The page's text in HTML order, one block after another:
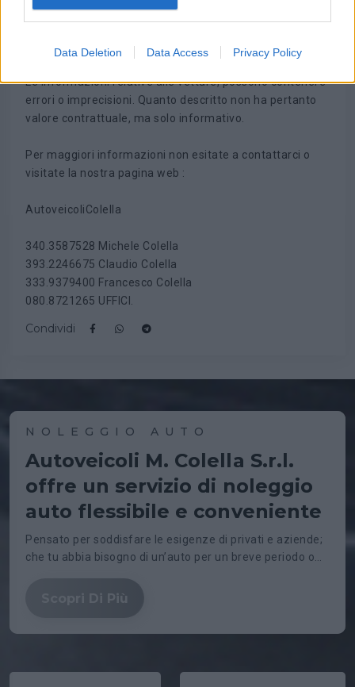
Data Deletion Data Access Privacy Policy
NO SPIACEVOLI SORPRESE.
Possibilità di finanziamenti con tassi super vantaggiosi.
Le informazioni relative alle vetture, possono contenere
errori o imprecisioni. Quanto descritto non ha pertanto
valore contrattuale, ma solo informativo.
Per maggiori informazioni non esitate a contattarci o
visitate la nostra pagina web :
AutoveicoliColella
340.3587528 Michele Colella
393.2246675 Claudio Colella
333.9379400 Francesco Colella
080.8721265 UFFICI.
Condividi
NOLEGGIO AUTO
Autoveicoli M. Colella S.r.l.
offre un servizio di noleggio
auto flessibile e conveniente
Pensato per soddisfare le esigenze di privati e aziende;
che tu abbia bisogno di un’auto per un breve periodo o
Scopri Di Più